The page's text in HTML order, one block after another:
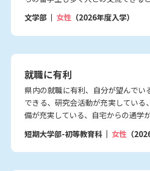
文学部
女性 （2026年度入学）
就職に有利
県内の就職に有利、自分が望んでい
できる、研究会活動が充実している
備が充実している、自宅からの通学
短期大学部-初等教育科
女性 （